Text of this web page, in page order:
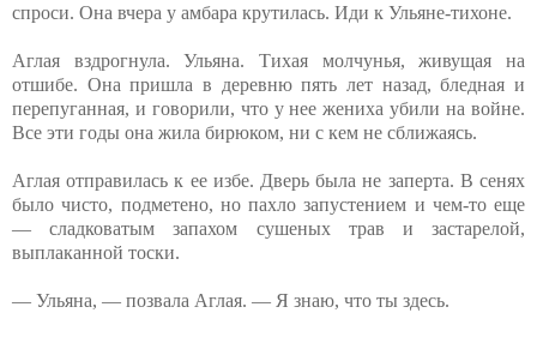
спроси. Она вчера у амбара крутилась. Иди к Ульяне-тихоне.
Аглая вздрогнула. Ульяна. Тихая молчунья, живущая на
отшибе. Она пришла в деревню пять лет назад, бледная и
перепуганная, и говорили, что у нее жениха убили на войне.
Все эти годы она жила бирюком, ни с кем не сближаясь.
Аглая отправилась к ее избе. Дверь была не заперта. В сенях
было чисто, подметено, но пахло запустением и чем-то еще
— сладковатым запахом сушеных трав и застарелой,
выплаканной тоски.
— Ульяна, — позвала Аглая. — Я знаю, что ты здесь.